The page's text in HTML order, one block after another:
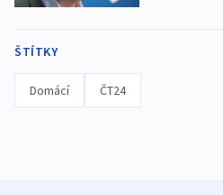
ŠTÍTKY
Domácí ČT24